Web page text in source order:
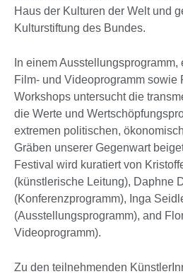
Haus der Kulturen der Welt und
Kulturstiftung des Bundes.
In einem
Film- und Videoprogramm sowie
Workshops untersucht die
die Werte und
extremen politischen,
Gräben unserer Gegenwart
Festival wird kuratiert von
(künstlerische Leitung), Daphne
(Konferenzprogramm), Inga
(Ausstellungsprogramm), and
Videoprogramm).
Zu den teilnehmenden